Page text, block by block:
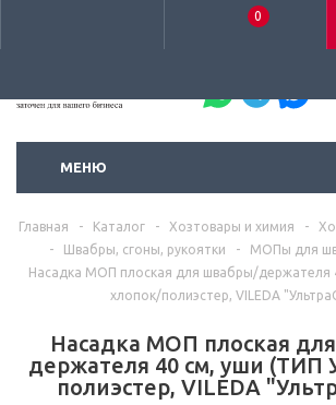
0
МЕНЮ
Главная - Каталог - Хозтовары и химия -
-
Швабры, сгоны, рукоятки - МОПы для
Насадка МОП плоская для швабры/держателя
хлопок/полиэстер, VILEDA
Насадка МОП плоская
держателя 40 см, уши (ТИП
полиэстер, VILEDA